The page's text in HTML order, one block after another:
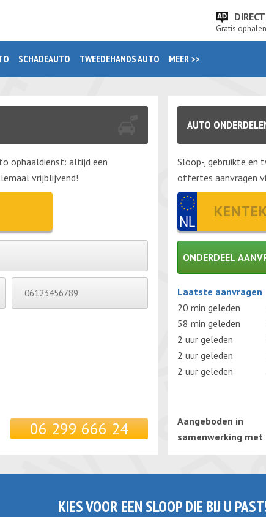
Gratis
SCHADEAUTO TWEEDEHANDS AUTO MEER >>
ophaaldienst: altijd een
vrijblijvend!
06 299 666 24
AUTO
Sloop-, gebruikte en
offertes aanvragen
ONDERDEEL
Gelieve dit veld leeg
Laatste aanvragen
20 min geleden
58 min geleden
2 uur geleden
2 uur geleden
2 uur geleden
Aangeboden in
samenwerking met
KIES VOOR EEN SLOOP DIE BIJ U